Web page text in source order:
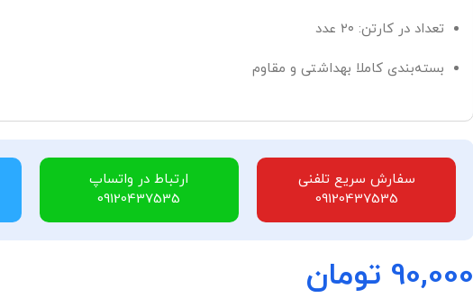
تعداد در کارتن: ۲۰ عدد
بسته‌بندی کاملا بهداشتی و مقاوم
سفارش سریع تلفنی
09120437535
ارتباط در واتساپ
09120437535
90,000 تومان